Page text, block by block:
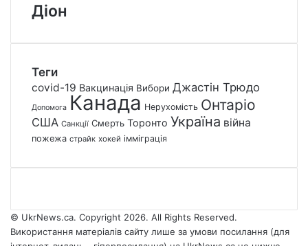
Діон
Теги
covid-19 Вакцинація Вибори Джастін Трюдо
Допомога Канада Нерухомість Онтаріо
США Санкції Смерть Торонто Україна війна
пожежа страйк хокей імміграція
© UkrNews.ca. Copyright 2026. All Rights Reserved.
Використання матеріалів сайту лише за умови посилання (для